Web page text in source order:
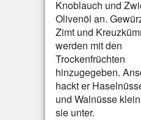
Knoblauch und
Olivenöl an.
Zimt und
werden mit den
Trockenfrüchten
hinzugegeben.
hackt er
und Walnüsse
sie unter.